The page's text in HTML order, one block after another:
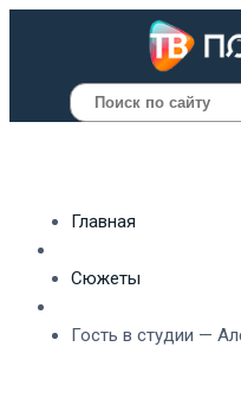
Поиск
Главная
Сюжеты
Гость в студии —